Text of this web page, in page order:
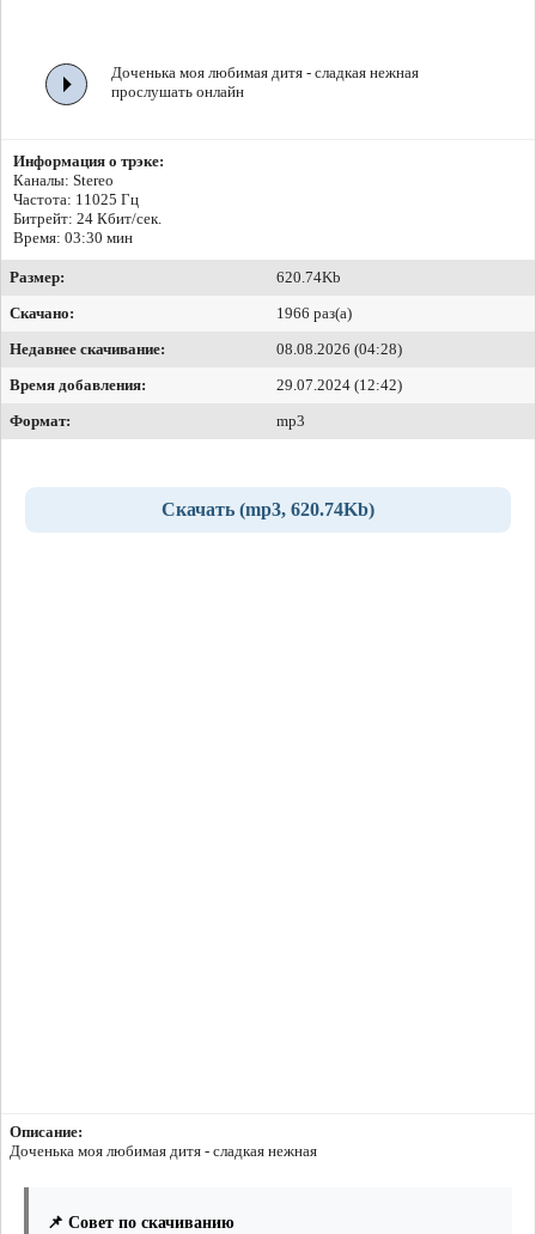
Доченька моя любимая дитя - сладкая нежная
прослушать онлайн
Информация о трэке:
Каналы: Stereo
Частота: 11025 Гц
Битрейт: 24 Кбит/сек.
Время: 03:30 мин
Размер:
620.74Kb
Скачано:
1966 раз(а)
Недавнее скачивание:
08.08.2026 (04:28)
Время добавления:
29.07.2024 (12:42)
Формат:
mp3
Скачать (mp3, 620.74Kb)
Описание:
Доченька моя любимая дитя - сладкая нежная
📌 Совет по скачиванию